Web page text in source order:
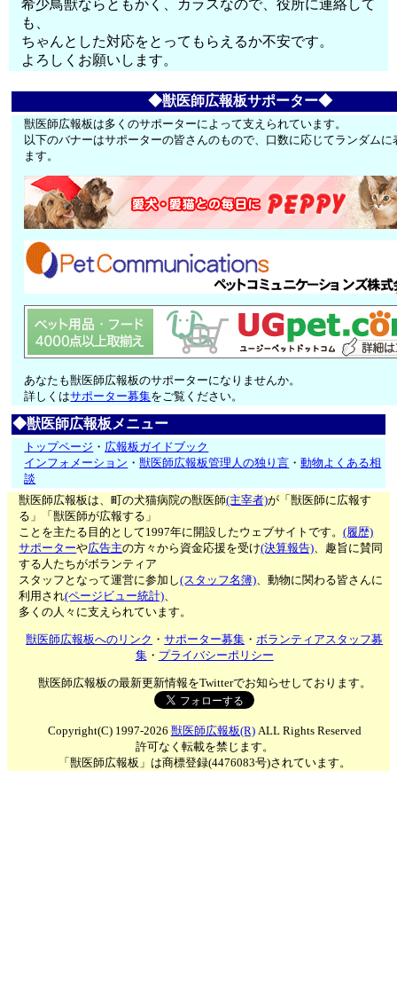
希少鳥獣ならともかく、カラスなので、役所に連絡して
も、
ちゃんとした対応をとってもらえるか不安です。
よろしくお願いします。
◆獣医師広報板サポーター◆
獣医師広報板は多くのサポーターによって支えられています。
以下のバナーはサポーターの皆さんのもので、口数に応じてランダムに
ます。
あなたも獣医師広報板のサポーターになりませんか。
詳しくはサポーター募集をご覧ください。
◆獣医師広報板メニュー
トップページ ・ 広報板ガイドブック
インフォメーション ・獣医師広報板管理人の独り言 ・動物よくある相
談
獣医師広報板は、町の犬猫病院の獣医師(主宰者)が「獣医師に広報す
る」「獣医師が広報する」
ことを主たる目的として1997年に開設したウェブサイトです。(履歴)
サポーターや広告主の方々から資金応援を受け(決算報告)、趣旨に賛同
する人たちがボランティア
スタッフとなって運営に参加し(スタッフ名簿)、動物に関わる皆さんに
利用され(ページビュー統計)、
多くの人々に支えられています。
獣医師広報板へのリンク ・サポーター募集 ・ボランティアスタッフ募
集・ プライバシーポリシー
獣医師広報板の最新更新情報をTwitterでお知らせしております。
Copyright(C) 1997-2026 獣医師広報板(R)ALL Rights Reserved
許可なく転載を禁じます。
「獣医師広報板」は商標登録(4476083号)されています。